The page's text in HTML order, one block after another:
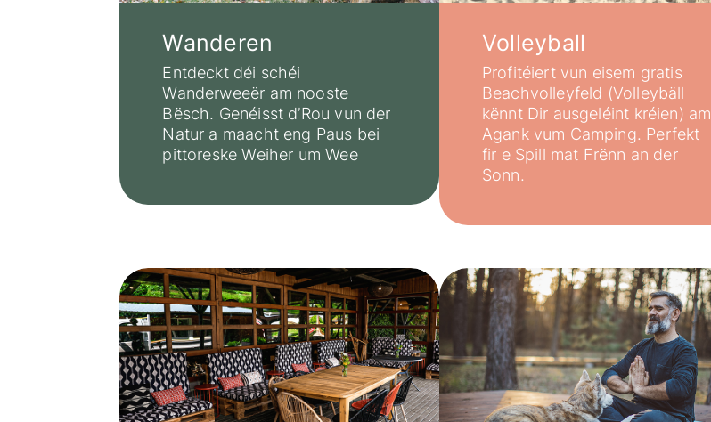
Wanderen
Entdeckt déi schéi
Wanderweeër am nooste
Bësch. Genéisst d’Rou vun der
Natur a maacht eng Paus bei
pittoreske Weiher um Wee
Volleyball
Profitéiert vun eisem gratis
Beachvolleyfeld (Volleybäll
kënnt Dir ausgeléint kréien) am
Agank vum Camping. Perfekt
fir e Spill mat Frënn an der
Sonn.